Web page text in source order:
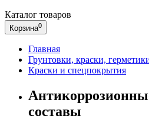
Каталог товаров
Корзина0
Главная
Грунтовки, краски,
Краски и спецпокрытия
составы